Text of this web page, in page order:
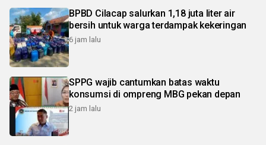
BPBD Cilacap salurkan 1,18 juta liter air
bersih untuk warga terdampak kekeringan
6 jam lalu
SPPG wajib cantumkan batas waktu
konsumsi di ompreng MBG pekan depan
2 jam lalu